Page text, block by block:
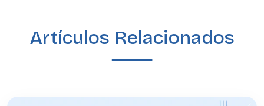
Artículos Relacionados